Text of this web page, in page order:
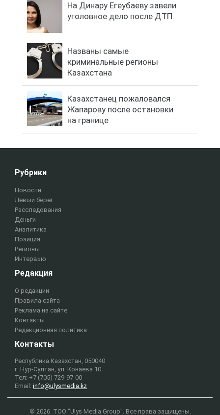
На Динару Егеубаеву завели
уголовное дело после ДТП
Названы самые
криминальные регионы
Казахстана
Казахстанец пожаловался
Жапарову после остановки
на границе
Рубрики
Новости
Левый берег
Расследования
Деньги
Аналитика
Позиция
Регионы
Интервью
Редакция
О редакции
Правила сайта
Реклама на сайте
Контакты
Редакционная политика
Контакты
Республика Казахстан, 050040
г. Нур-Султан, ул. Конаева 10
Тел: +7 (705) 729-97-00
Email: info@ulysmedia.kz
© 2026. ТОО "Ulys Media Group". Все права защищены.